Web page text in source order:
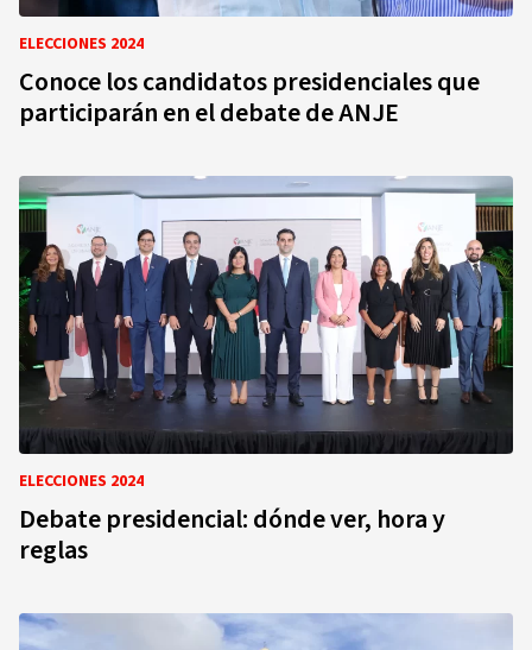
ELECCIONES 2024
Conoce los candidatos presidenciales que
participarán en el debate de ANJE
ELECCIONES 2024
Debate presidencial: dónde ver, hora y
reglas